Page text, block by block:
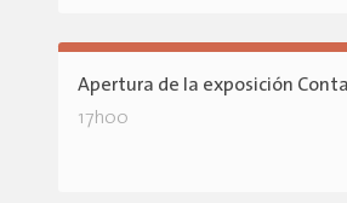
Apertura de la exposición
17h00